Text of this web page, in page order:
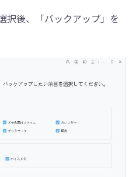
択後、「バックアップ」を